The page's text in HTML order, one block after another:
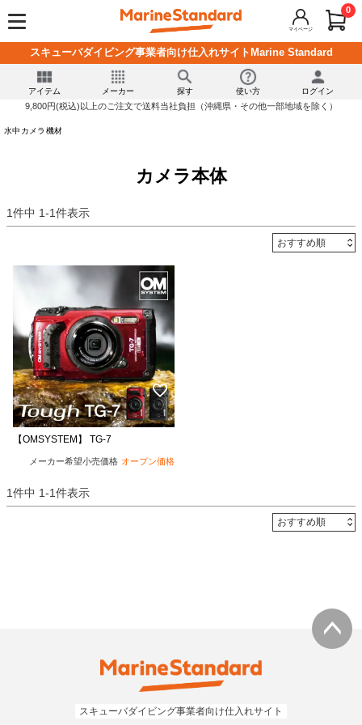
マイページ
0
スキューバダイビング事業者向け仕入れサイトMarine Standard
アイテム メーカー 探す 使い方 ログイン
9,800円(税込)以上のご注文で送料当社負担（沖縄県・その他一部地域を除く）
水中カメラ機材
カメラ本体
1件中 1-1件表示
【OMSYSTEM】 TG-7
メーカー希望小売価格 オープン価格
1件中 1-1件表示